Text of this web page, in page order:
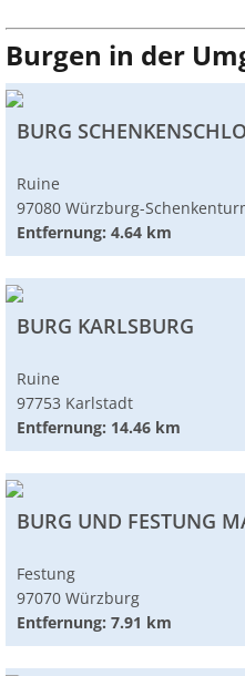
Burgen in der
BURG
Ruine
97080 Würzburg-
Entfernung: 4.64 km
BURG KARLSBURG
Ruine
97753 Karlstadt
Entfernung: 14.46 km
BURG UND FESTUNG
Festung
97070 Würzburg
Entfernung: 7.91 km